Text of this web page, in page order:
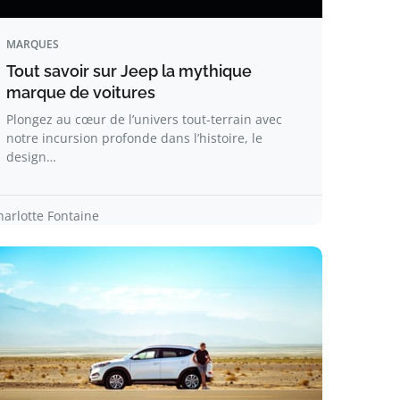
MARQUES
Tout savoir sur Jeep la mythique
marque de voitures
Plongez au cœur de l’univers tout-terrain avec
notre incursion profonde dans l’histoire, le
design…
Fontaine